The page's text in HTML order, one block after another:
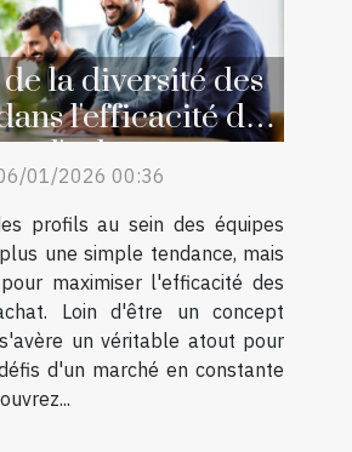
la diversité des
l'efficacité des
d'achat
01/2026 00:36
profils au sein des équipes
une simple tendance, mais
maximiser l'efficacité des
Loin d'être un concept
un véritable atout pour
d'un marché en constante